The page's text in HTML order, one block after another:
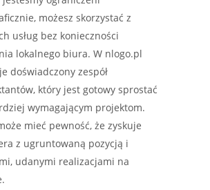
możesz skorzystać z
usług bez konieczności
lokalnego biura. W nlogo.pl
doświadczony zespół
który jest gotowy sprostać
wymagającym projektom.
mieć pewność, że zyskuje
z ugruntowaną pozycją i
udanymi realizacjami na